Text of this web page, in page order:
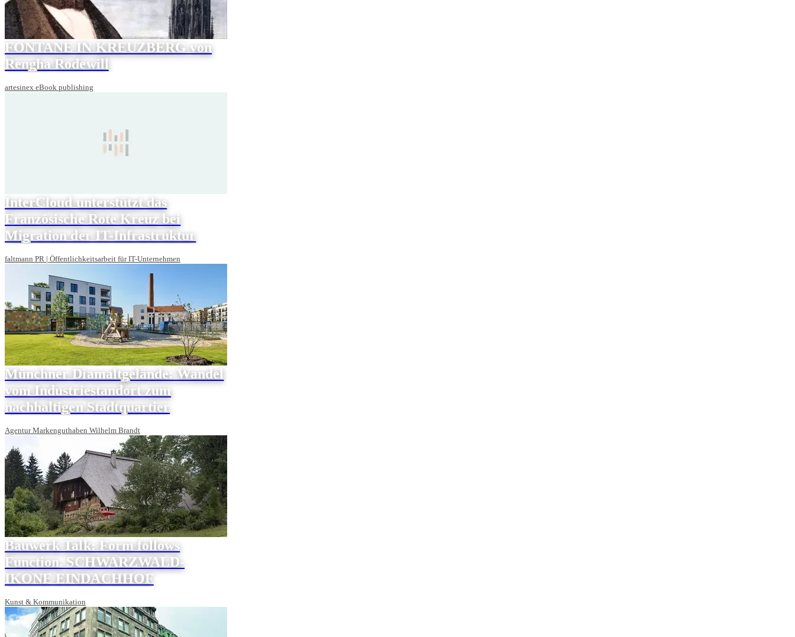
FONTANE IN KREUZBERG von
Rengha Rodewill
artesinex eBook publishing
InterCloud unterstützt das
Französische Rote Kreuz bei
Migration der IT-Infrastruktur
faltmann PR | Öffentlichkeitsarbeit für IT-Unternehmen
Münchner Diamaltgelände: Wandel
vom Industriestandort zum
nachhaltigen Stadtquartier
Agentur Markenguthaben Wilhelm Brandt
Bauwerk Talk: Form follows
Function. SCHWARZWALD-
IKONE EINDACHHOF
Kunst & Kommunikation